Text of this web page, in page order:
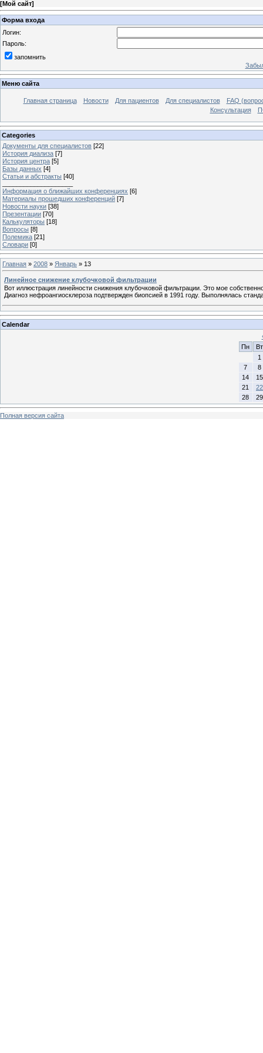
[Мой сайт]
Форма входа
Логин:
Пароль:
запомнить
Меню сайта
Главная страница Новости Для пациентов Для специалистов
FAQ
Консультация
Categories
Документы для специалистов [22]
История диализа [7]
История центра [5]
Базы данных [4]
Статьи и абстракты [40]
Информация о ближайших конференциях [6]
Материалы прошедших конференций [7]
Новости науки [38]
Презентации [70]
Калькуляторы [18]
Вопросы [8]
Полемика [21]
Словари [0]
Главная » 2008 » Январь » 13
Линейное снижение клубочковой фильтрации
Вот иллюстрация линейности снижения клубочковой фильтрации. Это мое
Диагноз нефроангиосклероза подтвержден биопсией в 1991 году. Выполнялась
Calendar
Пн
Вт
1
7
8
14
15
21
22
28
29
Полная версия сайта